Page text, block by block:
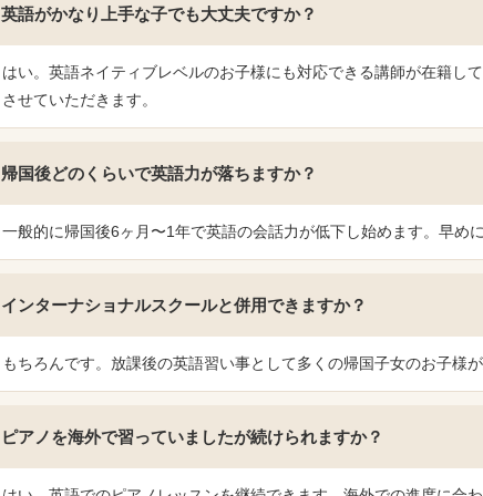
英語がかなり上手な子でも大丈夫ですか？
はい。英語ネイティブレベルのお子様にも対応できる講師が在籍し
させていただきます。
帰国後どのくらいで英語力が落ちますか？
一般的に帰国後6ヶ月〜1年で英語の会話力が低下し始めます。早め
インターナショナルスクールと併用できますか？
もちろんです。放課後の英語習い事として多くの帰国子女のお子様が
ピアノを海外で習っていましたが続けられますか？